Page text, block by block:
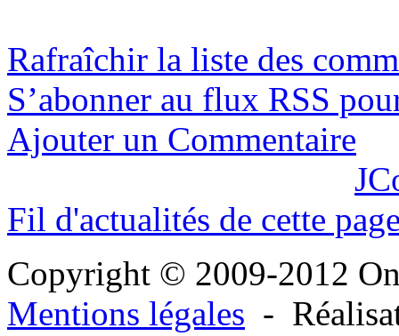
Rafraîchir la liste des
S’abonner au flux RSS
Ajouter un Commentaire
Fil d'actualités de cette
Copyright © 2009-2012
Mentions légales -